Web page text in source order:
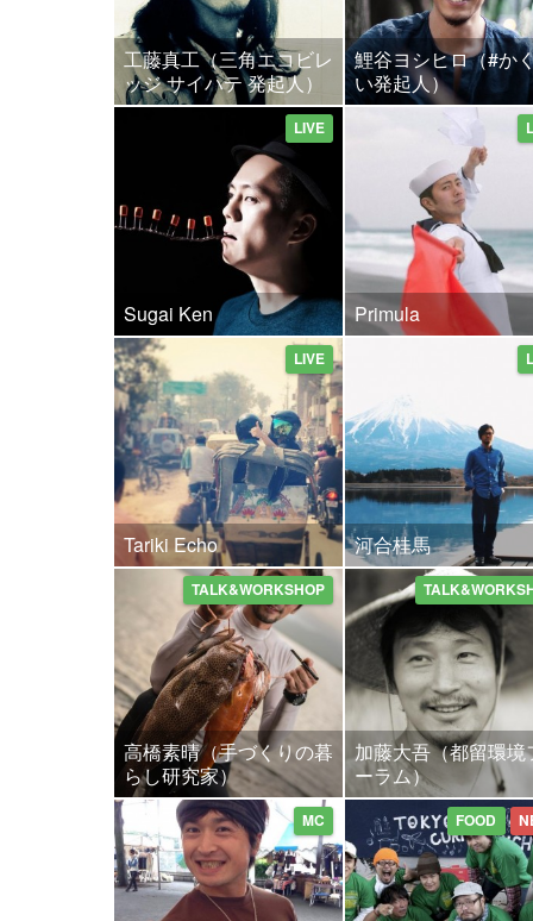
工藤真工（三角エコビレ
ッジ サイハテ 発起人）
鯉谷ヨシヒロ（#か
い発起人）
Sugai Ken
LIVE
Primula
Tariki Echo
LIVE
河合桂馬
高橋素晴（手づくりの暮
らし研究家）
TALK&WORKSHOP
加藤大吾（都留環境
ーラム）
MC FOOD